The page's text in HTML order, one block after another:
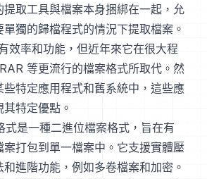
提取工具與檔案本身捆綁在一起，允
獨的歸檔程式的情況下提取檔案。
效率和功能，但近年來它在很大程
等更流行的檔案格式所取代。然
特定應用程式和舊系統中，這些應
特定優點。
是一種二進位檔案格式，旨在有
打包到單一檔案中。它支援實體壓
進階功能，例如多卷檔案和加密。